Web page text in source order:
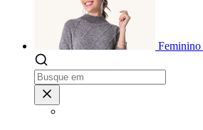
Feminino